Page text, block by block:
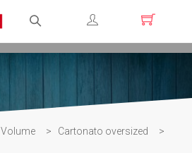
Registrati
Volume > Cartonato oversized
>